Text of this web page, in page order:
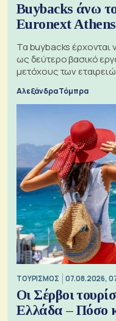
Buybacks άνω
Euronext Athens
Τα buybacks έρχονται
ως δεύτερο βασικό
μετόχους των
Αλεξάνδρα Τόμπρα
ΤΟΥΡΙΣΜΟΣ 07.08.2026,
Οι Σέρβοι
Ελλάδα – Πόσο